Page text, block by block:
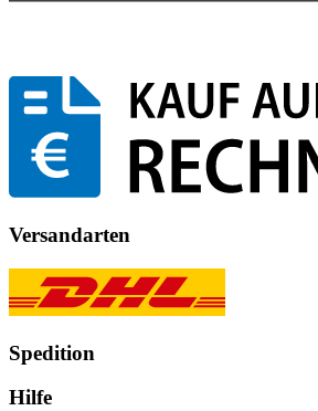
Versandarten
Spedition
Hilfe